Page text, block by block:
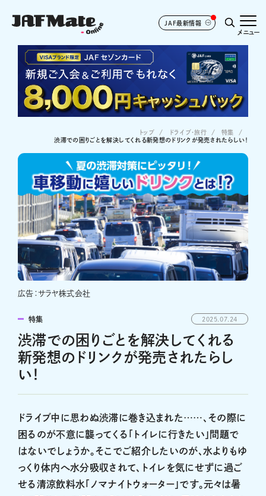
JAF最新情報
メニュー
トップ ドライブ･旅行
特集
渋滞での困りごとを解決してくれる新発想のドリンクが発売されたらしい！
広告：サラヤ株式会社
特集 2025.07.24
渋滞での困りごとを解決してくれる
新発想のドリンクが発売されたらし
い！
ドライブ中に思わぬ渋滞に巻き込まれた……、その際に
困るのが不意に襲ってくる「トイレに行きたい」問題で
はないでしょうか。そこでご紹介したいのが、水よりもゆ
っくり体内へ水分吸収されて、トイレを気にせずに過ご
せる清涼飲料水「ノマナイトウォーター」です。元々は暑